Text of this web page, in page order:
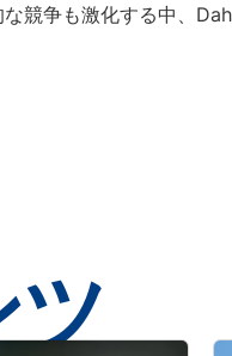
競争も激化する中、
ツ